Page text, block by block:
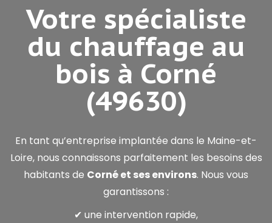
Votre spécialiste
du chauffage au
bois à Corné
(49630)
En tant qu’entreprise implantée dans le Maine-et-
Loire, nous connaissons parfaitement les besoins des
habitants de Corné et ses environs. Nous vous
garantissons :
✔ une intervention rapide,